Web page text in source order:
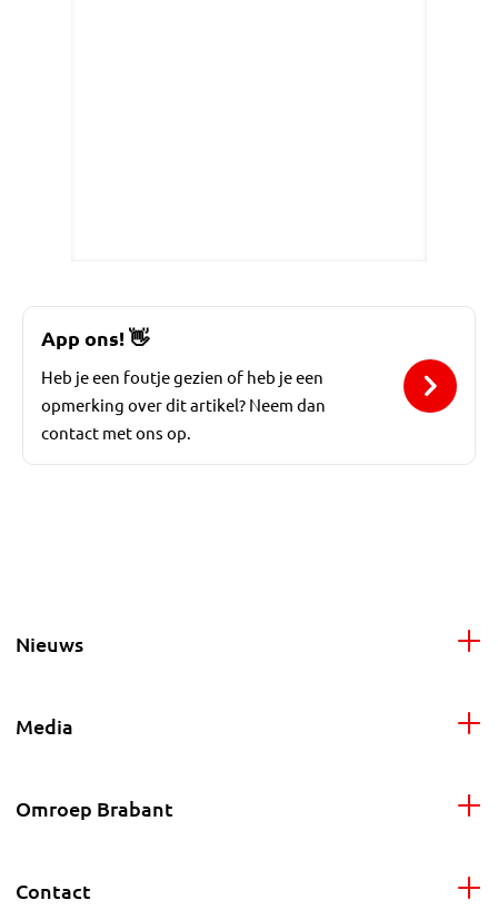
App ons!👋
Heb je een foutje gezien of heb je een
opmerking over dit artikel? Neem dan
contact met ons op.
Nieuws
Media
Omroep Brabant
Contact